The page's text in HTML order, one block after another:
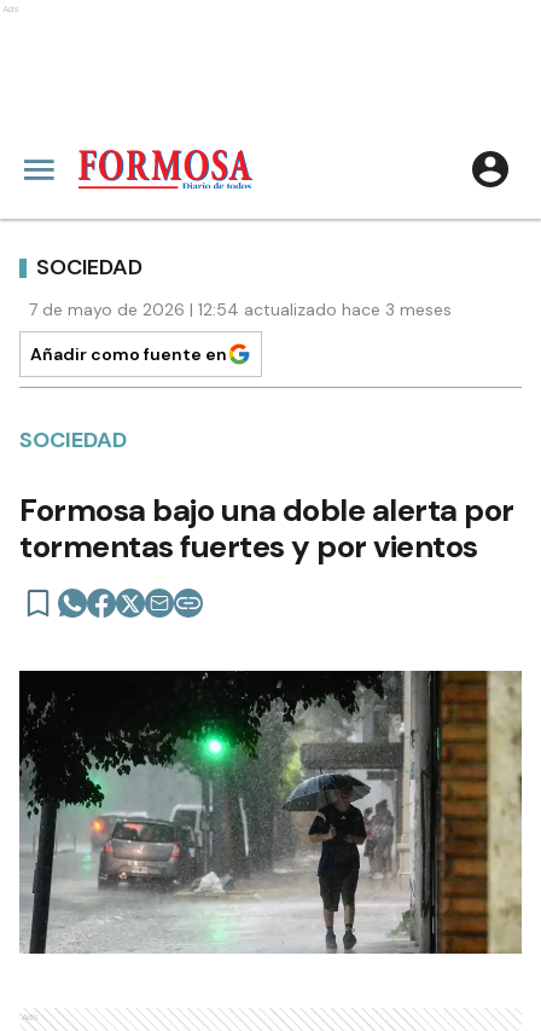
Ads
SOCIEDAD
7 de mayo de 2026 | 12:54 actualizado hace 3 meses
Añadir como fuente en
SOCIEDAD
Formosa bajo una doble alerta por
tormentas fuertes y por vientos
Ads